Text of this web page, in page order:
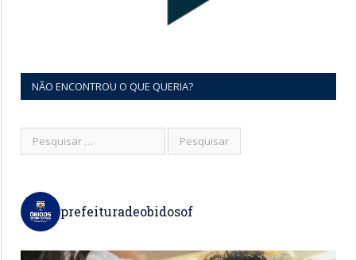
NÃO ENCONTROU O QUE QUERIA?
prefeituradeobidosof